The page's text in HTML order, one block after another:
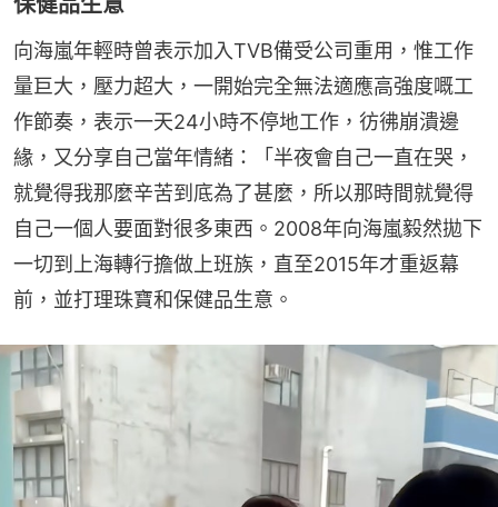
向海嵐年輕時曾表示加入TVB備受公司重用，惟工作
量巨大，壓力超大，一開始完全無法適應高強度嘅工
作節奏，表示一天24小時不停地工作，彷彿崩潰邊
緣，又分享自己當年情緒：「半夜會自己一直在哭，
就覺得我那麼辛苦到底為了甚麼，所以那時間就覺得
自己一個人要面對很多東西。2008年向海嵐毅然拋下
一切到上海轉行擔做上班族，直至2015年才重返幕
前，並打理珠寶和保健品生意。